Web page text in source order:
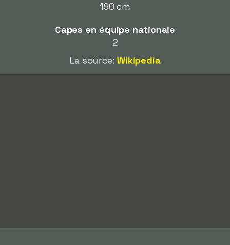
190 cm
Capes en équipe nationale
2
La source: Wikipedia